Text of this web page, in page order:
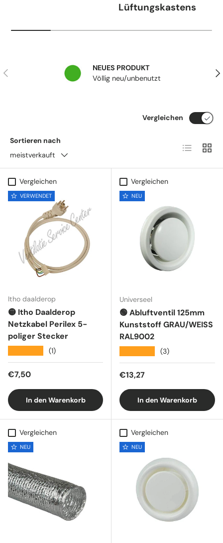
Lüftungskastens
Vorherige
NEUES PRODUKT
Völlig neu/unbenutzt
Sortieren nach
meistverkauft
Vergleichen
Vergleichen
VERWENDET
Itho daalderop
🟡 Itho Daalderop
Netzkabel Perilex 5-
poliger Stecker
(1)
Normaler Preis
€7,50
In den Warenkorb
Vergleichen
NEU
Universeel
🟢 Abluftventil 125mm
Kunststoff GRAU/WEISS
RAL9002
(3)
Normaler Preis
€13,27
In den Warenkorb
Vergleichen
NEU
Vergleichen
NEU